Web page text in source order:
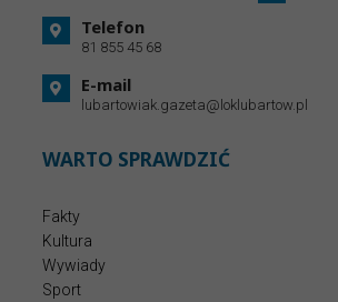
Telefon
81 855 45 68
E-mail
lubartowiak.gazeta@loklubartow.pl
WARTO SPRAWDZIĆ
Fakty
Kultura
Wywiady
Sport